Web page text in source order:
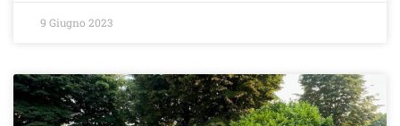
9 Giugno 2023